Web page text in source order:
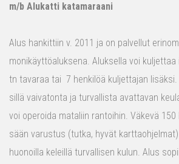
m/b Alukatti katamaraani
Alus hankittiin v. 2011 ja on palvellut
monikäyttöaluksena. Aluksella voi
tn tavaraa tai 7 henkilöä kuljettajan
sillä vaivatonta ja turvallista avattavan
voi operoida mataliin rantoihin. Väkevä
sään varustus (tutka, hyvät
huonoilla keleillä turvallisen kulun. Alus